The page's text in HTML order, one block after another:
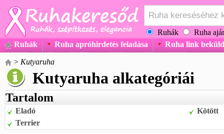
Ruhák
Ruha
Ruhák
Ruha apróhirdetés feladása Ruha link
> Kutyaruha
Kutyaruha alkategóriái
Tartalom
Eladó
Kötött
Terrier